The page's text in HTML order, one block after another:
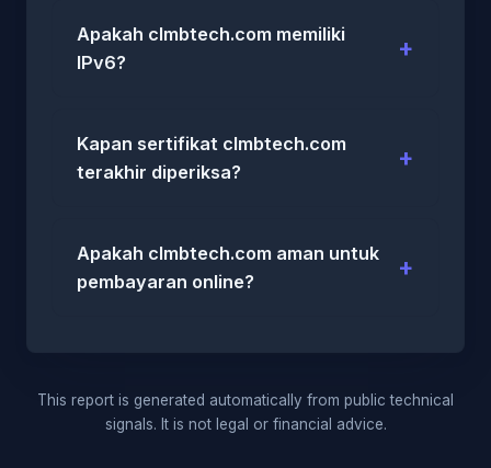
Apakah clmbtech.com memiliki
IPv6?
Kapan sertifikat clmbtech.com
terakhir diperiksa?
Apakah clmbtech.com aman untuk
pembayaran online?
This report is generated automatically from public technical
signals. It is not legal or financial advice.